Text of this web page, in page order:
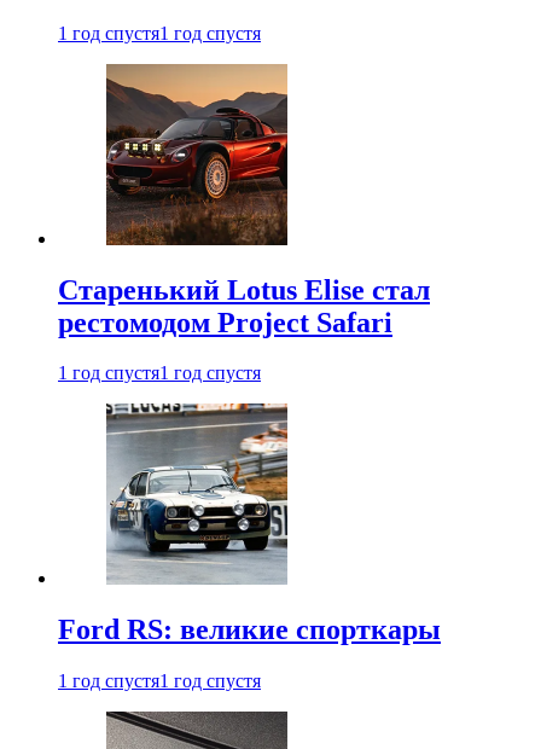
1 год спустя1 год спустя
Старенький Lotus Elise стал
рестомодом Project Safari
1 год спустя1 год спустя
Ford RS: великие спорткары
1 год спустя1 год спустя